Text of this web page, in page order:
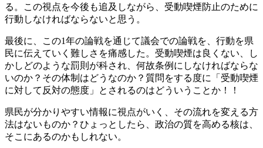
る。この視点を今後も追及しながら、受動喫煙防止のために
行動しなければならないと思う。
最後に、この1年の論戦を通じて議会での論戦を、行動を県
民に伝えていく難しさを痛感した。受動喫煙は良くない、し
かしどのような罰則が科され、何故条例にしなければならな
いのか？その体制はどうなのか？質問をする度に「受動喫煙
に対して反対の態度」とされるのはどういうことか！！
県民が分かりやすい情報に視点がいく、その流れを変える方
法はないものか？ひょっとしたら、政治の質を高める核は、
そこにあるのかもしれない。